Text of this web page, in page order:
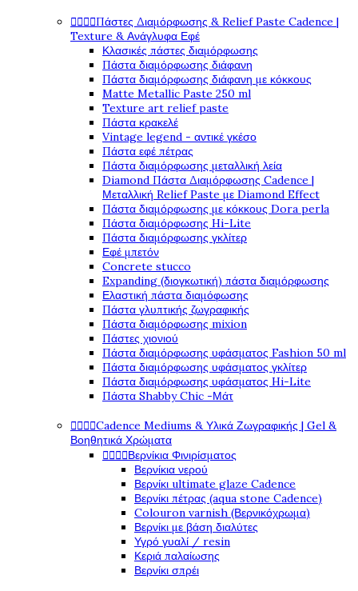
Πάστες Διαμόρφωσης & Relief Paste Cadence |
Texture & Ανάγλυφα Εφέ
Κλασικές πάστες διαμόρφωσης
Πάστα διαμόρφωσης διάφανη
Πάστα διαμόρφωσης διάφανη με κόκκους
Matte Metallic Paste 250 ml
Texture art relief paste
Πάστα κρακελέ
Vintage legend - αντικέ γκέσο
Πάστα εφέ πέτρας
Πάστα διαμόρφωσης μεταλλική λεία
Diamond Πάστα Διαμόρφωσης Cadence |
Μεταλλική Relief Paste με Diamond Effect
Πάστα διαμόρφωσης με κόκκους Dora perla
Πάστα διαμόρφωσης Hi-Lite
Πάστα διαμόρφωσης γκλίτερ
Εφέ μπετόν
Concrete stucco
Expanding (διογκωτική) πάστα διαμόρφωσης
Ελαστική πάστα διαμόφωσης
Πάστα γλυπτικής ζωγραφικής
Πάστα διαμόρφωσης mixion
Πάστες χιονιού
Πάστα διαμόρφωσης υφάσματος Fashion 50 ml
Πάστα διαμόρφωσης υφάσματος γκλίτερ
Πάστα διαμόρφωσης υφάσματος Hi-Lite
Πάστα Shabby Chic -Μάτ
Cadence Mediums & Υλικά Ζωγραφικής | Gel &
Βοηθητικά Χρώματα
Βερνίκια Φινιρίσματος
Βερνίκια νερού
Βερνίκι ultimate glaze Cadence
Βερνίκι πέτρας (aqua stone Cadence)
Colouron varnish (Βερνικόχρωμα)
Βερνίκι με βάση διαλύτες
Υγρό γυαλί / resin
Κεριά παλαίωσης
Βερνίκι σπρέι